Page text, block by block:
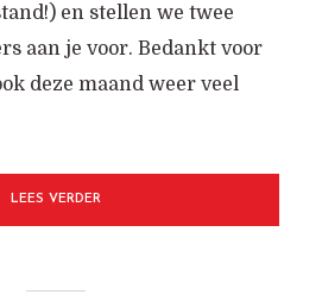
en stellen we twee
aan je voor. Bedankt voor
deze maand weer veel
LEES VERDER